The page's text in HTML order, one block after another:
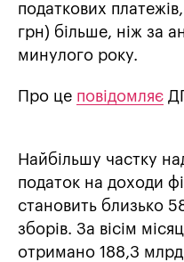
податкових
грн) більше, ніж за
минулого року.
Про це повідомляє
Найбільшу частку
податок на доходи
становить близько
зборів. За вісім
отримано 188,3